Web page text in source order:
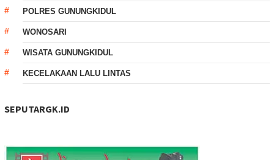
POLRES GUNUNGKIDUL
WONOSARI
WISATA GUNUNGKIDUL
KECELAKAAN LALU LINTAS
SEPUTARGK.ID